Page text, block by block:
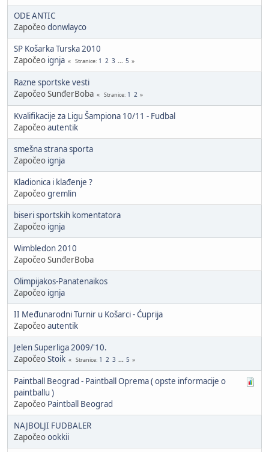
ODE ANTIC
Započeodonwlayco
SP Košarka Turska 2010
Započeo ignja Stranice 1 2 3 ... 5
Razne sportske vesti
Započeo SunđerBoba
Stranice 1 2
Kvalifikacije za Ligu Šampiona 10/11 - Fudbal
Započeoautentik
smešna strana sporta
Započeo ignja
Kladionica i klađenje ?
Započeogremlin
biseri sportskih komentatora
Započeo ignja
Wimbledon 2010
Započeo SunđerBoba
Olimpijakos-Panatenaikos
Započeo ignja
II Međunarodni Turnir u Košarci - Ćuprija
Započeoautentik
Jelen Superliga 2009/'10.
ZapočeoStoik Stranice 1 2 3 ... 5
Paintball Beograd - Paintball Oprema ( opste informacije o
paintballu )
Započeo Paintball Beograd
NAJBOLJI FUDBALER
Započeoookkii